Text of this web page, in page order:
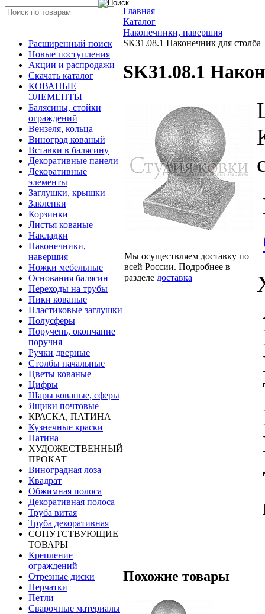
Расширенный поиск
Новые поступления
Акции и распродажи
Скачать каталог
КОВАНЫЕ
ЭЛЕМЕНТЫ
Балясины, стойки
ограждений
Вензеля, кольца
Виноград кованый
Вставки в балясину
Декоративные панели
Декоративные
элементы
Заглушки, крышки
Заклепки
Корзинки
Листья кованые
Накладки
Наконечники,
навершия
Ножки мебельные
Основания балясин
Переходы на трубы
Пики кованые
Пластиковые заглушки
Полусферы
Поручень, окончание
поручня
Ручки дверные
Столбы начальные
Цветы кованые
Цифры
Шары кованые, сферы
Ящики почтовые
КРАСКА, ПАТИНА
Кузнечные краски
Патина
ХУДОЖЕСТВЕННЫЙ
ПРОКАТ
Виноградная лоза
Квадрат
Обжимная полоса
Декоративная полоса
Труба витая
Труба декоративная
СОПУТСТВУЮЩИЕ
ТОВАРЫ
Крепление
ограждений
Отрезные диски
Перчатки
Петли
Сварочные материалы
Главная
Каталог
Наконечники, навершия
SK31.08.1 Наконечник для столба
SK31.08.1
Мы осуществляем доставку по
всей России. Подробнее в
разделе доставка
Похожие товары